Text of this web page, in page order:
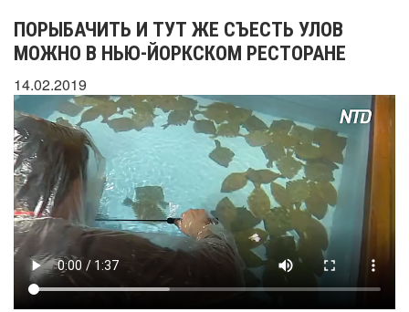
ПОРЫБАЧИТЬ И ТУТ ЖЕ СЪЕСТЬ УЛОВ
МОЖНО В НЬЮ-ЙОРКСКОМ РЕСТОРАНЕ
14.02.2019